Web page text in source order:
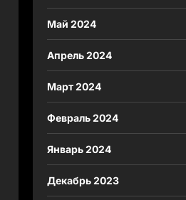
Май 2024
Апрель 2024
Март 2024
Февраль 2024
Январь 2024
Декабрь 2023